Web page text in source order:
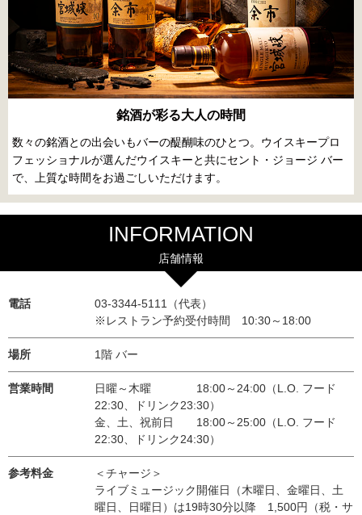
銘酒が彩る大人の時間
数々の銘酒との出会いもバーの醍醐味のひとつ。ウイスキープロ
フェッショナルが選んだウイスキーと共にセント・ジョージ バー
で、上質な時間をお過ごしいただけます。
INFORMATION
店舗情報
電話
03-3344-5111（代表）
※レストラン予約受付時間 10:30～18:00
場所 1階 バー
営業時間
日曜～木曜 18:00～24:00（L.O. フード
22:30、ドリンク23:30）
金、土、祝前日 18:00～25:00（L.O. フード
22:30、ドリンク24:30）
参考料金
＜チャージ＞
ライブミュージック開催日（木曜日、金曜日、土
曜日、日曜日）は19時30分以降 1,500円（税・サ